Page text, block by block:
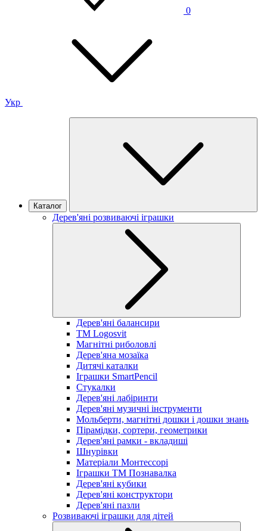
0
Укр
Каталог
Дерев'яні розвиваючі іграшки
Дерев'яні балансири
TM Logosvit
Магнітні риболовлі
Дерев'яна мозаїка
Дитячі каталки
Іграшки SmartPencil
Стукалки
Дерев'яні лабіринти
Дерев'яні музичні інструменти
Мольберти, магнітні дошки і дошки знань
Пірамідки, сортери, геометрики
Дерев'яні рамки - вкладиші
Шнурівки
Матеріали Монтессорі
Іграшки ТМ Познавалка
Дерев'яні кубики
Дерев'яні конструктори
Дерев'яні пазли
Розвиваючі іграшки для дітей